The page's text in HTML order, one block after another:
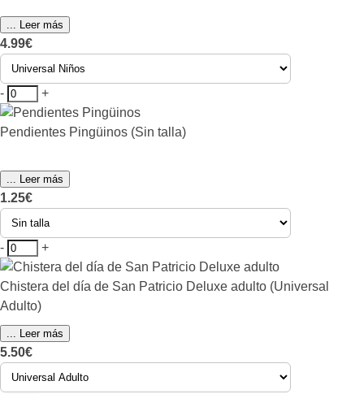
... Leer más
4.99€
- +
Pendientes Pingüinos (Sin talla)
... Leer más
1.25€
- +
Chistera del día de San Patricio Deluxe adulto (Universal
Adulto)
... Leer más
5.50€